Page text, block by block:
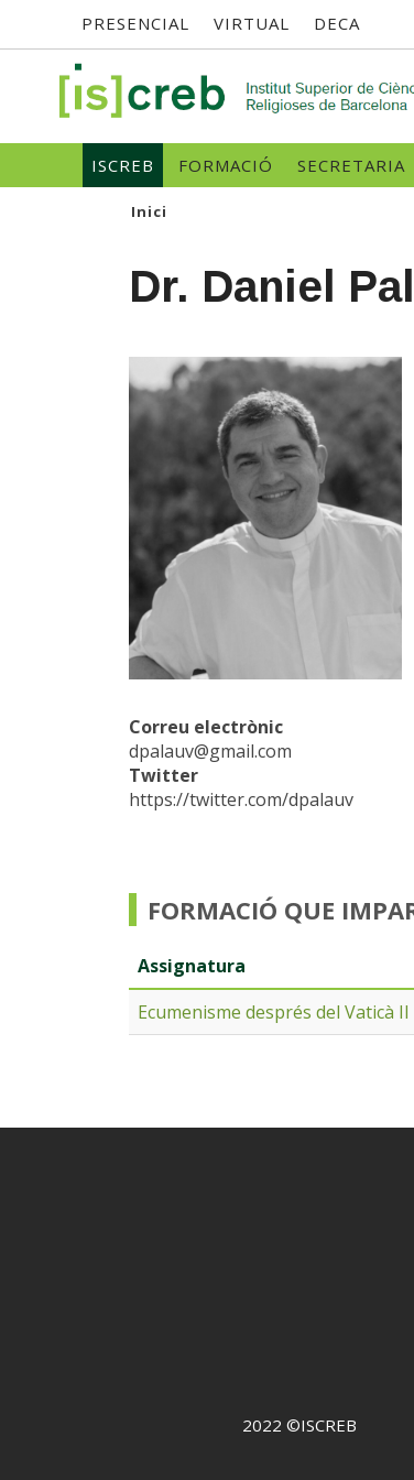
contingut
Menú
superior
SK
PRESENCIAL VIRTUAL DECA
Navegació
principal
ISCREB FORMACIÓ SECRETARIA
Inici
Dr. Daniel
Correu electrònic
dpalauv@gmail.com
Twitter
https://twitter.com/dpalauv
FORMACIÓ QUE
Assignatura
Ecumenisme després del Vaticà II
2022 ©ISCREB